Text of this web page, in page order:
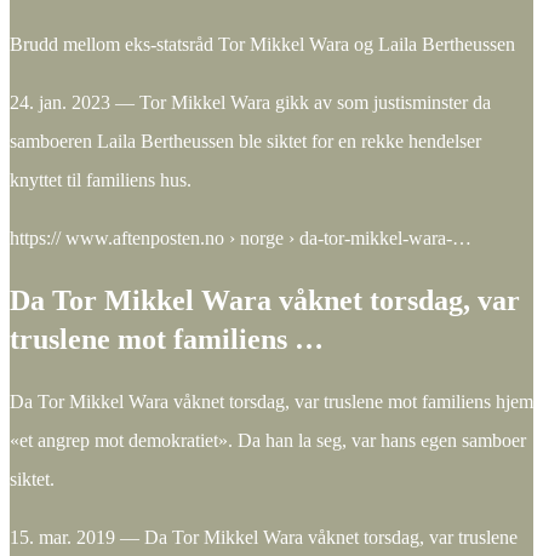
Brudd mellom eks-statsråd Tor Mikkel Wara og Laila Bertheussen
24. jan. 2023 — Tor Mikkel Wara gikk av som justisminster da
samboeren Laila Bertheussen ble siktet for en rekke hendelser
knyttet til familiens hus.
https:// www.aftenposten.no › norge › da-tor-mikkel-wara-…
Da Tor Mikkel Wara våknet torsdag, var
truslene mot familiens …
Da Tor Mikkel Wara våknet torsdag, var truslene mot familiens hjem
«et angrep mot demokratiet». Da han la seg, var hans egen samboer
siktet.
15. mar. 2019 — Da Tor Mikkel Wara våknet torsdag, var truslene